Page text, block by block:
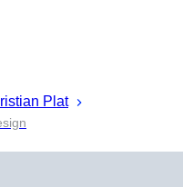
those who know good
define great taste today.
Plat